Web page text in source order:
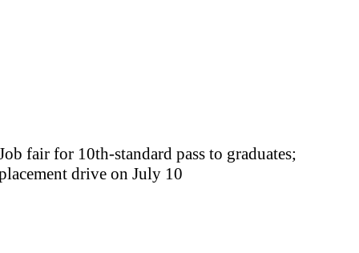
fair for 10th-standard pass to graduates;
drive on July 10